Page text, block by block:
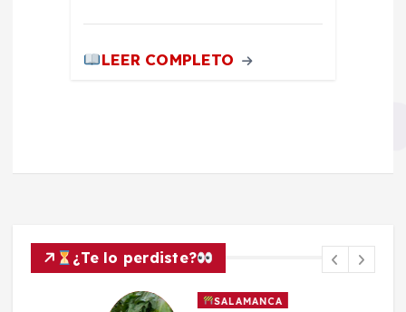
LEER COMPLETO
¿Te lo perdiste?
SALAMANCA